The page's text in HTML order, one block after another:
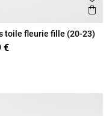
favoris
toile fleurie fille (20-23)
€